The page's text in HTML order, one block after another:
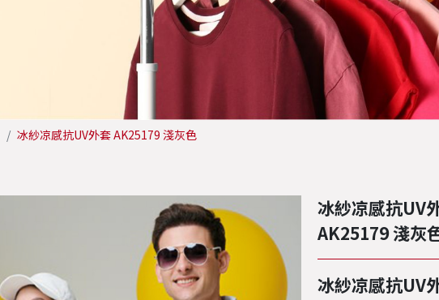
冰紗凉感抗UV外套 AK25179 淺灰色
冰紗凉感抗UV
AK25179 淺灰
冰紗凉感抗UV